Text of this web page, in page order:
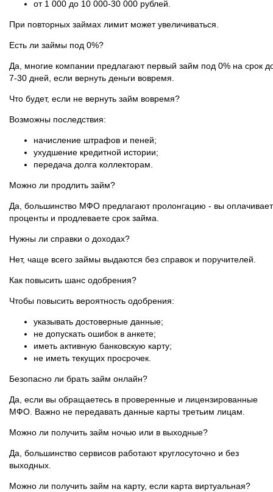
от 1 000 до 10 000-30 000 рублей.
При повторных займах лимит может увеличиваться.
Есть ли займы под 0%?
Да, многие компании предлагают первый займ под 0% на срок
7-30 дней, если вернуть деньги вовремя.
Что будет, если не вернуть займ вовремя?
Возможны последствия:
начисление штрафов и пеней;
ухудшение кредитной истории;
передача долга коллекторам.
Можно ли продлить займ?
Да, большинство МФО предлагают пролонгацию - вы
проценты и продлеваете срок займа.
Нужны ли справки о доходах?
Нет, чаще всего займы выдаются без справок и поручителей.
Как повысить шанс одобрения?
Чтобы повысить вероятность одобрения:
указывать достоверные данные;
не допускать ошибок в анкете;
иметь активную банковскую карту;
не иметь текущих просрочек.
Безопасно ли брать займ онлайн?
Да, если вы обращаетесь в проверенные и лицензированные
МФО. Важно не передавать данные карты третьим лицам.
Можно ли получить займ ночью или в выходные?
Да, большинство сервисов работают круглосуточно и без
выходных.
Можно ли получить займ на карту, если карта виртуальная?